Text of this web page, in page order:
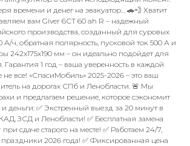
времени и денег на эвакуатор… 🚗💨 Хватит
вам Giver 6СТ 60 ah R – надежный
производства, созданный для суровых
А/ч, обратная полярность, пусковой ток 500 А и
242x175x190 мм – он идеально подойдет для
Гарантия 1 год – ваша уверенность в каждой
не все! «СпасиМобиль» 2025-2026 – это ваш
на дорогах СПб и Ленобласти. 🚨 Мы
и предлагаем решение, которое сэкономит
деньги: ✅ Экстренный выезд за 20 минут в
ЗСД и Ленобласти! ✅ Бесплатная замена
сдаче старого на месте! ✅ Работаем 24/7,
2026 года! ✅ Фиксированная цена